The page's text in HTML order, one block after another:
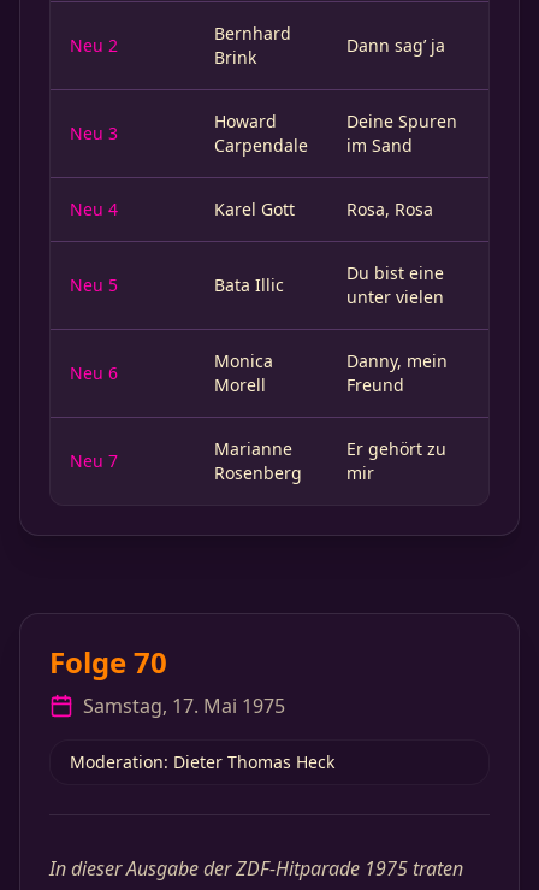
Neu 2
Bernhard
Brink
Dann sag’ ja
Neu 3
Howard
Carpendale
Deine Spuren
im Sand
Neu 4 Karel Gott Rosa, Rosa
Neu 5 Bata Illic
Du bist eine
unter vielen
Neu 6
Monica
Morell
Danny, mein
Freund
Neu 7
Marianne
Rosenberg
Er gehört zu
mir
Folge 70
Samstag, 17. Mai 1975
Moderation: Dieter Thomas Heck
In dieser Ausgabe der ZDF-Hitparade 1975 traten